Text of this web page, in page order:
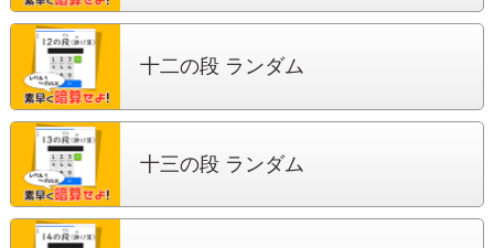
十二の段 ランダム
十三の段 ランダム